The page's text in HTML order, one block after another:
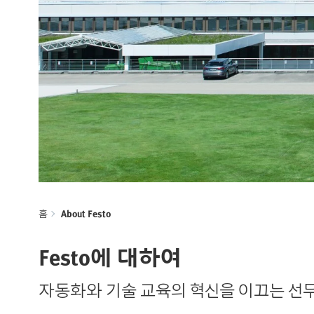
홈 About Festo
Festo에 대하여
자동화와 기술 교육의 혁신을 이끄는 선